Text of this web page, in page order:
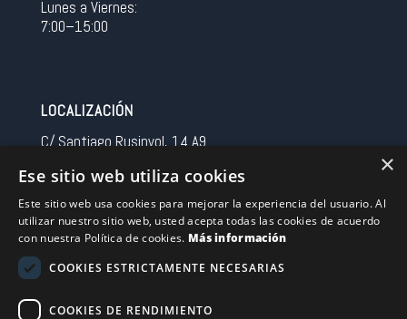
Lunes a Viernes:
7:00–15:00
LOCALIZACIÓN
C/ Santiago Rusinyol, 14 A9
Spain
CONTACTO
Tel 0034 93 713 37 30
sermovil@sertronic.es
×
Ese sitio web utiliza cookies
Este sitio web usa cookies para mejorar la experiencia del usuario. Al
utilizar nuestro sitio web, usted acepta todas las cookies de acuerdo
con nuestra Política de cookies. Más información
COOKIES ESTRICTAMENTE NECESARIAS
COOKIES DE RENDIMIENTO